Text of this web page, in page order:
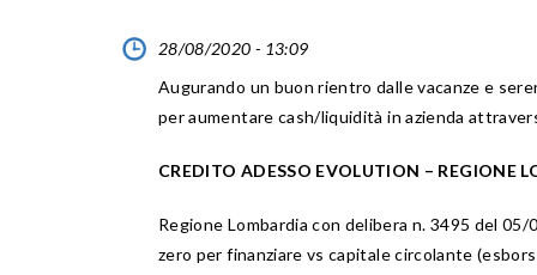
28/08/2020 - 13:09
Augurando un buon rientro dalle vacanze e
per aumentare cash/liquidità in azienda
CREDITO ADESSO EVOLUTION – REGIONE
Regione Lombardia con delibera n. 3495 del
zero per finanziare vs capitale circolante